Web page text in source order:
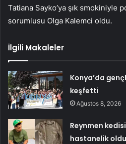
Tatiana Sayko’ya şık smokiniyle
sorumlusu Olga Kalemci oldu.
İlgili Makaleler
Konya’da
keşfetti
Ağustos 8, 2026
Reynmen
hastanelik oldu